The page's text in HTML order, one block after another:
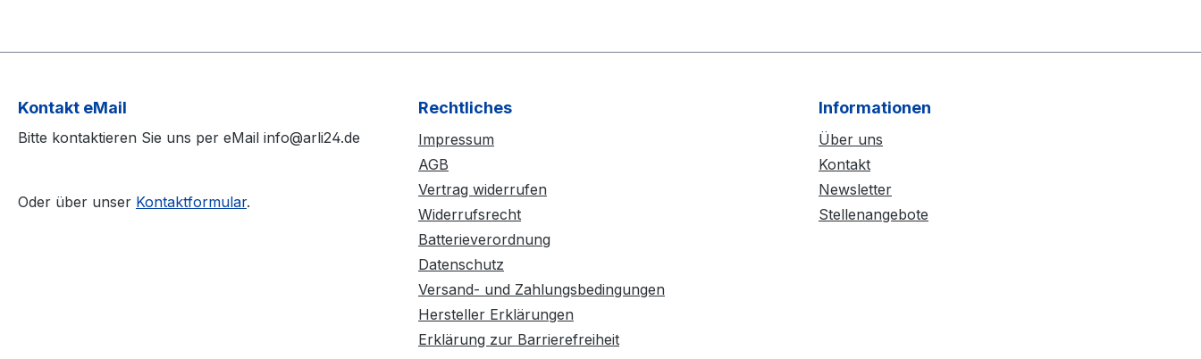
Kontakt eMail
Bitte kontaktieren Sie uns per eMail info@arli24.de
Oder über unser Kontaktformular.
Rechtliches
Impressum
AGB
Vertrag widerrufen
Widerrufsrecht
Batterieverordnung
Datenschutz
Versand- und Zahlungsbedingungen
Hersteller Erklärungen
Erklärung zur Barrierefreiheit
Informationen
Über uns
Kontakt
Newsletter
Stellenangebote